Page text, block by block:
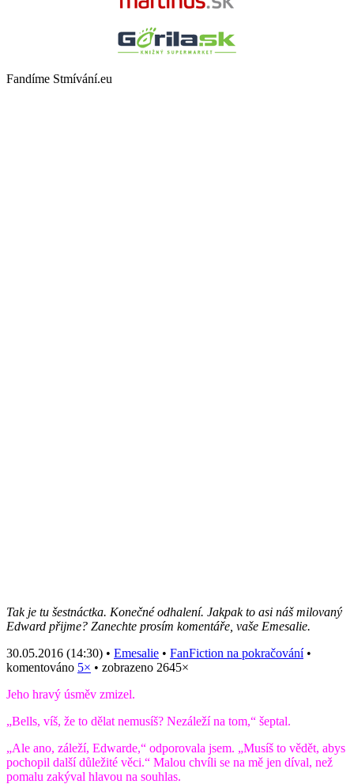
Fandíme Stmívání.eu
Tak je tu šestnáctka. Konečné odhalení. Jakpak to asi náš milovaný
Edward přijme? Zanechte prosím komentáře, vaše Emesalie.
30.05.2016 (14:30) • Emesalie • FanFiction na pokračování•
komentováno 5× • zobrazeno 2645×
Jeho hravý úsměv zmizel.
„Bells, víš, že to dělat nemusíš? Nezáleží na tom,“ šeptal.
„Ale ano, záleží, Edwarde,“ odporovala jsem. „Musíš to vědět, abys
pochopil další důležité věci.“ Malou chvíli se na mě jen díval, než
pomalu zakýval hlavou na souhlas.